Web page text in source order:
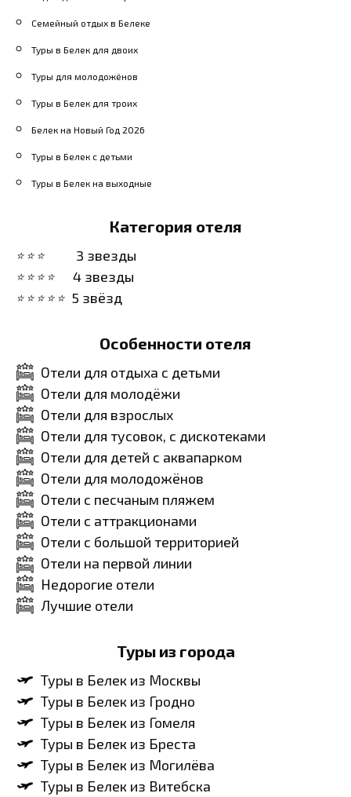
Семейный отдых в Белеке
Туры в Белек для двоих
Туры для молодожёнов
Туры в Белек для троих
Белек на Новый Год 2026
Туры в Белек с детьми
Туры в Белек на выходные
Категория отеля
3 звезды
4 звезды
5 звёзд
Особенности отеля
Отели для отдыха с детьми
Отели для молодёжи
Отели для взрослых
Отели для тусовок, с дискотеками
Отели для детей с аквапарком
Отели для молодожёнов
Отели с песчаным пляжем
Отели с аттракционами
Отели с большой территорией
Отели на первой линии
Недорогие отели
Лучшие отели
Туры из города
Туры в Белек из Москвы
Туры в Белек из Гродно
Туры в Белек из Гомеля
Туры в Белек из Бреста
Туры в Белек из Могилёва
Туры в Белек из Витебска
процедуры начинаются от
$50за массаж.
Трансфер и экскурсии
экскурсий по
окрестностям, что делает
комфортным.